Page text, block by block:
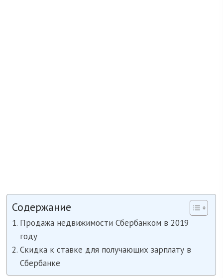
Содержание
Продажа недвижимости Сбербанком в 2019
году
Скидка к ставке для получающих зарплату в
Сбербанке